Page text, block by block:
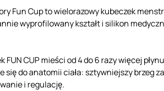
Fun Cup to wielorazowy kubeczek
wyprofilowany kształt i silikon
CUP mieści od 4 do 6 razy więcej
do anatomii ciała: sztywniejszy brzeg
i regulację.